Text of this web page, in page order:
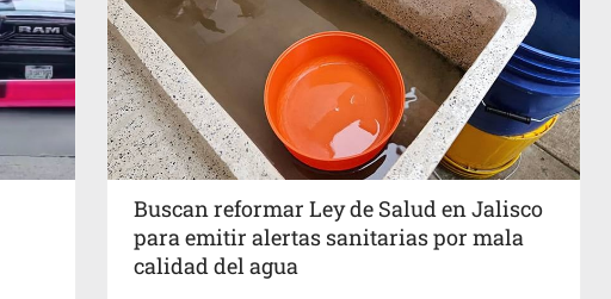
Buscan reformar Ley de Salud en Jalisco
para emitir alertas sanitarias por mala
calidad del agua